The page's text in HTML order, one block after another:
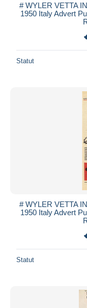
# WYLER VETTA
1950 Italy Advert
Statut
# WYLER VETTA
1950 Italy Advert
Statut